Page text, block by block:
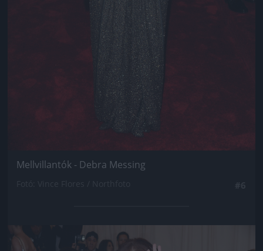
Mellvillantók - Debra Messing
Jön még kép!